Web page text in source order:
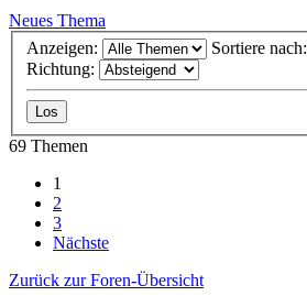
Neues Thema
Anzeigen:
Sortiere nach:
Richtung:
69 Themen
1
2
3
Nächste
Zurück zur Foren-Übersicht